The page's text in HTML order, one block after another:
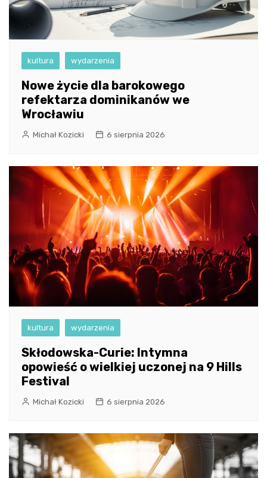
kultura wydarzenia
Nowe życie dla barokowego
refektarza dominikanów we
Wrocławiu
Michał Kozicki 6 sierpnia 2026
kultura wydarzenia
Skłodowska-Curie: Intymna
opowieść o wielkiej uczonej na 9 Hills
Festival
Michał Kozicki 6 sierpnia 2026